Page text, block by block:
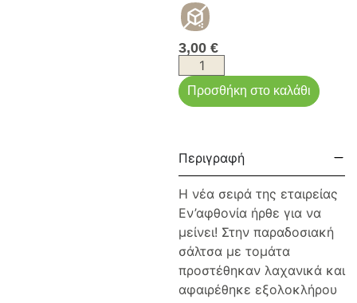
3,00 €
Προσθήκη στο καλάθι
Περιγραφή
Η νέα σειρά της εταιρείας
Εν’αφθονία ήρθε για να
μείνει! Στην παραδοσιακή
σάλτσα με τομάτα
προστέθηκαν λαχανικά και
αφαιρέθηκε εξολοκλήρου